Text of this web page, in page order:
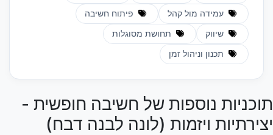
עמידה מול קהל פיתוח חשיבה
שיווק תחושת מסוגלות
תכנון וניהול זמן
תוכניות נוספות של חשיבה חופשית -
יצירתיות ויזמות (לונה לבנה דבח)